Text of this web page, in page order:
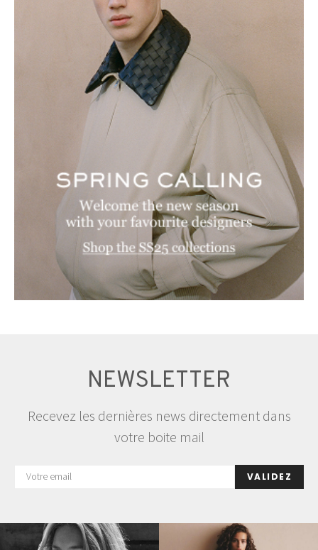
NEWSLETTER
Recevez les dernières news directement dans
votre boite mail
VALIDEZ